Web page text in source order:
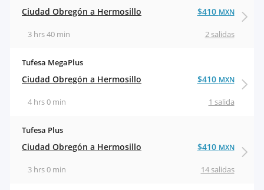
Ciudad Obregón a Hermosillo
2 salidas
3 hrs 40 min
$410 MXN
Tufesa MegaPlus
Ciudad Obregón a Hermosillo
1 salida
4 hrs 0 min
$410 MXN
Tufesa Plus
Ciudad Obregón a Hermosillo
14 salidas
3 hrs 0 min
$410 MXN